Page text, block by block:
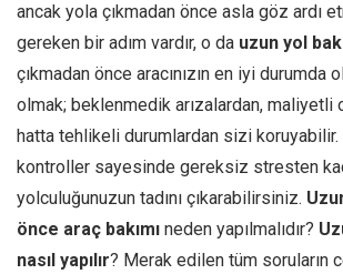
ancak yola çıkmadan önce asla göz ardı
gereken bir adım vardır, o da uzun yol
çıkmadan önce aracınızın en iyi durumda
olmak; beklenmedik arızalardan, maliyetli
hatta tehlikeli durumlardan sizi koruyabilir.
kontroller sayesinde gereksiz stresten
yolculuğunuzun tadını çıkarabilirsiniz.
önce araç bakımı neden yapılmalıdır?
nasıl yapılır? Merak edilen tüm soruların